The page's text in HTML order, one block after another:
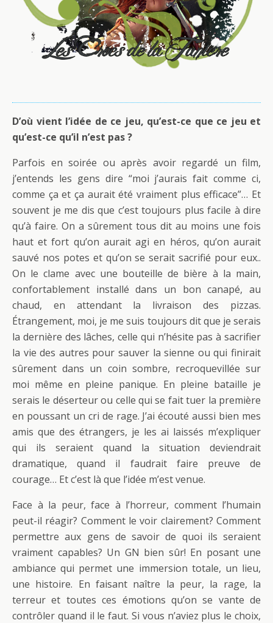
D’où vient l’idée de ce jeu, qu’est-ce que ce jeu et
qu’est-ce qu’il n’est pas ?
Parfois en soirée ou après avoir regardé un film,
j’entends les gens dire “moi j’aurais fait comme ci,
comme ça et ça aurait été vraiment plus efficace”… Et
souvent je me dis que c’est toujours plus facile à dire
qu’à faire. On a sûrement tous dit au moins une fois
haut et fort qu’on aurait agi en héros, qu’on aurait
sauvé nos potes et qu’on se serait sacrifié pour eux..
On le clame avec une bouteille de bière à la main,
confortablement installé dans un bon canapé, au
chaud, en attendant la livraison des pizzas.
Étrangement, moi, je me suis toujours dit que je serais
la dernière des lâches, celle qui n’hésite pas à sacrifier
la vie des autres pour sauver la sienne ou qui finirait
sûrement dans un coin sombre, recroquevillée sur
moi même en pleine panique. En pleine bataille je
serais le déserteur ou celle qui se fait tuer la première
en poussant un cri de rage. J’ai écouté aussi bien mes
amis que des étrangers, je les ai laissés m’expliquer
qui ils seraient quand la situation deviendrait
dramatique, quand il faudrait faire preuve de
courage… Et c’est là que l’idée m’est venue.
Face à la peur, face à l’horreur, comment l’humain
peut-il réagir? Comment le voir clairement? Comment
permettre aux gens de savoir de quoi ils seraient
vraiment capables? Un GN bien sûr! En posant une
ambiance qui permet une immersion totale, un lieu,
une histoire. En faisant naître la peur, la rage, la
terreur et toutes ces émotions qu’on se vante de
contrôler quand il le faut. Si vous n’aviez plus le choix,